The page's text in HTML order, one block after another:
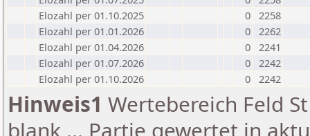
Elozahl per 01.10.2025
0 2258
Elozahl per 01.01.2026
0 2262
Elozahl per 01.04.2026
0 2241
Elozahl per 01.07.2026
0 2242
Elozahl per 01.10.2026
0 2242
Hinweis1 Wertebereich Feld
blank ... Partie gewertet in